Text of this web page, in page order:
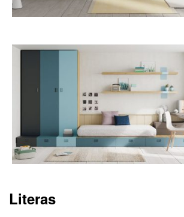
Literas